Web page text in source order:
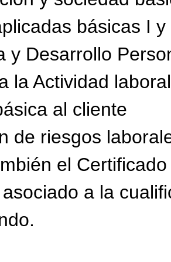
básicas I y
y Desarrollo
la Actividad
al cliente
de riesgos
el
a la